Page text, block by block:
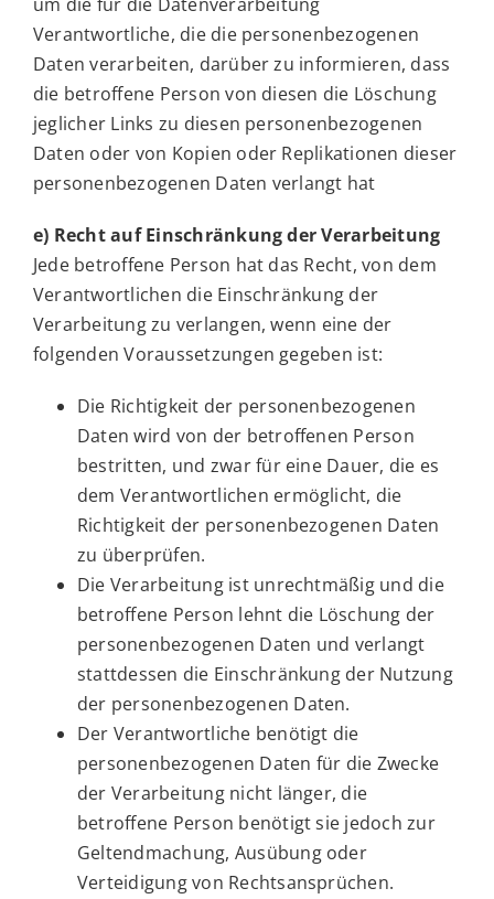
Verantwortliche, die die personenbezogenen
Daten verarbeiten, darüber zu informieren, dass
die betroffene Person von diesen die Löschung
jeglicher Links zu diesen personenbezogenen
Daten oder von Kopien oder Replikationen dieser
personenbezogenen Daten verlangt hat
e) Recht auf Einschränkung der Verarbeitung
Jede betroffene Person hat das Recht, von dem
Verantwortlichen die Einschränkung der
Verarbeitung zu verlangen, wenn eine der
folgenden Voraussetzungen gegeben ist:
Die Richtigkeit der personenbezogenen
Daten wird von der betroffenen Person
bestritten, und zwar für eine Dauer, die es
dem Verantwortlichen ermöglicht, die
Richtigkeit der personenbezogenen Daten
zu überprüfen.
Die Verarbeitung ist unrechtmäßig und die
betroffene Person lehnt die Löschung der
personenbezogenen Daten und verlangt
stattdessen die Einschränkung der Nutzung
der personenbezogenen Daten.
Der Verantwortliche benötigt die
personenbezogenen Daten für die Zwecke
der Verarbeitung nicht länger, die
betroffene Person benötigt sie jedoch zur
Geltendmachung, Ausübung oder
Verteidigung von Rechtsansprüchen.